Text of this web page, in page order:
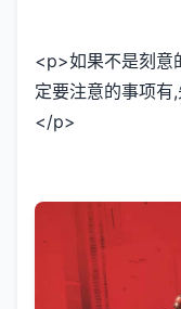
<p>如果不是刻意
定要注意的事项有
</p>